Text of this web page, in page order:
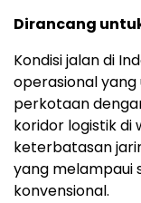
Dirancang
Kondisi jalan di
operasional
perkotaan
koridor logistik di
keterbatasan
yang melampaui
konvensional.